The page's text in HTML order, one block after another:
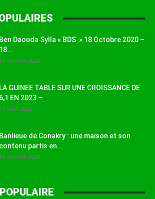
Ben Daouda Sylla « BDS » 18 Octobre 2020 –
18...
18 octobre 2024
LA GUINEE TABLE SUR UNE CROISSANCE DE
6,1 EN 2023 –
17 août 2023
Banlieue de Conakry : une maison et son
contenu partis en...
16 octobre 2024